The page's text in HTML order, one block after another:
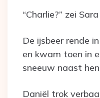
“Charlie?” zei
De ijsbeer rende
en kwam toen in
sneeuw naast
Daniël trok